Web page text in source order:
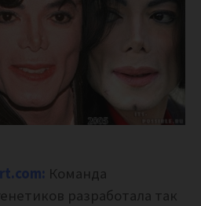
Команда
разработала так